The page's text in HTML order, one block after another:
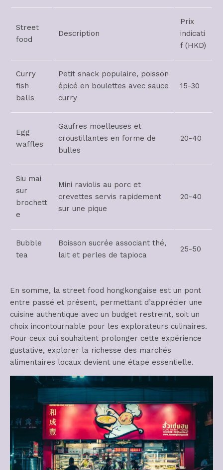
Street
food
Description
Prix
indicati
f (HKD)
Curry
fish
balls
Petit snack populaire, poisson
épicé en boulettes avec sauce
curry
15-30
Egg
waffles
Gaufres moelleuses et
croustillantes en forme de
bulles
20-40
Siu mai
sur
brochett
e
Mini raviolis au porc et
crevettes servis rapidement
sur une pique
20-40
Bubble
tea
Boisson sucrée associant thé,
lait et perles de tapioca
25-50
En somme, la street food hongkongaise est un pont
entre passé et présent, permettant d’apprécier une
cuisine authentique avec un budget restreint, soit un
choix incontournable pour les explorateurs culinaires.
Pour ceux qui souhaitent prolonger cette expérience
gustative, explorer la richesse des marchés
alimentaires locaux devient une étape essentielle.